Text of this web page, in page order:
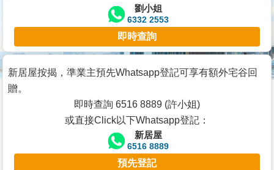
宅
谷
按
劉小姐
6332 2553
即時查詢
新居屋按揭，準業主預先Whatsapp登記可享有額外宅谷回
贈。
即時查詢 6516 8889 (許小姐)
或直接Click以下Whatsapp登記：
新居屋
6516 8889
預先登記